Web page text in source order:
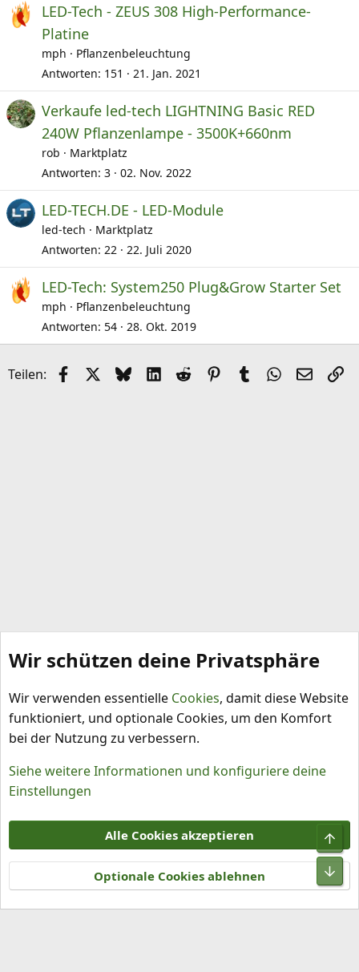
LED-Tech - ZEUS 308 High-Performance-
Platine
mph
Pflanzenbeleuchtung
Antworten 151 21. Jan. 2021
Verkaufe led-tech LIGHTNING Basic RED
240W Pflanzenlampe - 3500K+660nm
rob
Marktplatz
Antworten 3 02. Nov. 2022
LED-TECH.DE - LED-Module
led-tech
Marktplatz
Antworten 22 22. Juli 2020
LED-Tech: System250 Plug&Grow Starter Set
mph
Pflanzenbeleuchtung
Antworten 54 28. Okt. 2019
Teilen: FacebookX (Twitter)
BlueskyLinkedIn
Reddit Pinterest
Tumblr WhatsApp
E-Mail
Pflanzenbeleuchtung
Nutzungsbedingungen
Datenschutz
Hilfe und Impressum
R
S
S
Community platform by XenForo® © 2010-2026 XenForo Ltd.
Wir schützen deine Privatsphäre
Wir verwenden essentielle Cookies, damit diese Website
funktioniert, und optionale Cookies, um den Komfort
bei der Nutzung zu verbessern.
Siehe weitere Informationen und konfiguriere deine
Einstellungen
Alle Cookies akzeptieren
Optionale Cookies ablehnen